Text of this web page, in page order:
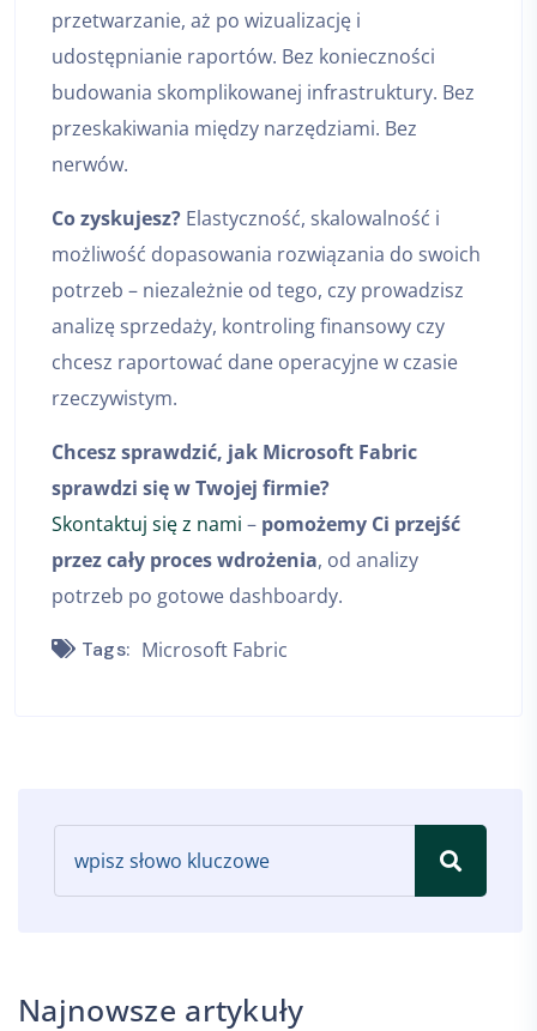
przetwarzanie, aż po wizualizację i
udostępnianie raportów. Bez konieczności
budowania skomplikowanej infrastruktury. Bez
przeskakiwania między narzędziami. Bez
nerwów.
Co zyskujesz? Elastyczność, skalowalność i
możliwość dopasowania rozwiązania do swoich
potrzeb – niezależnie od tego, czy prowadzisz
analizę sprzedaży, kontroling finansowy czy
chcesz raportować dane operacyjne w czasie
rzeczywistym.
Chcesz sprawdzić, jak Microsoft Fabric
sprawdzi się w Twojej firmie?
Skontaktuj się z nami – pomożemy Ci przejść
przez cały proces wdrożenia, od analizy
potrzeb po gotowe dashboardy.
Tags: Microsoft Fabric
Najnowsze artykuły